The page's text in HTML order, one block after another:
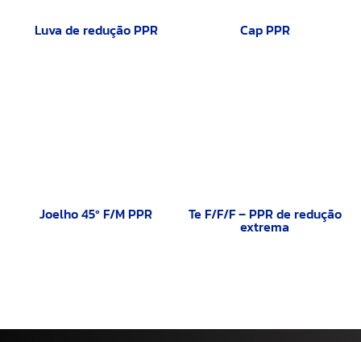
Luva de redução PPR Cap PPR
Joelho 45º F/M PPR Te F/F/F – PPR de redução
extrema